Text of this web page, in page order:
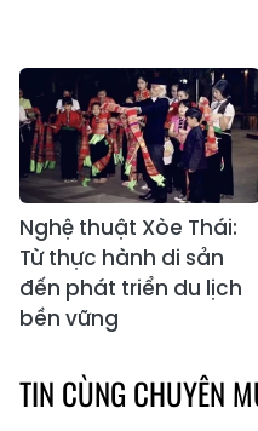
Nghệ thuật Xòe Thái:
Từ thực hành di sản
đến phát triển du lịch
bền vững
TIN CÙNG CHUYÊN